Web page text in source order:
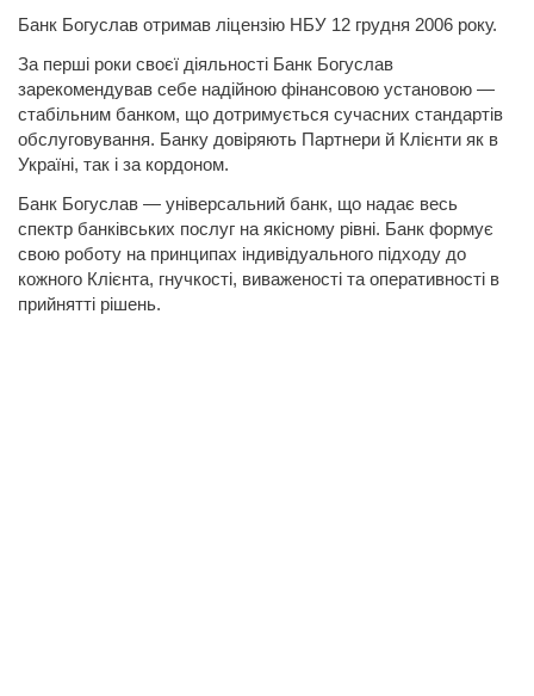
Банк Богуслав отримав ліцензію НБУ 12 грудня 2006 року.
За перші роки своєї діяльності Банк Богуслав
зарекомендував себе надійною фінансовою установою —
стабільним банком, що дотримується сучасних стандартів
обслуговування. Банку довіряють Партнери й Клієнти як в
Україні, так і за кордоном.
Банк Богуслав — універсальний банк, що надає весь
спектр банківських послуг на якісному рівні. Банк формує
свою роботу на принципах індивідуального підходу до
кожного Клієнта, гнучкості, виваженості та оперативності в
прийнятті рішень.